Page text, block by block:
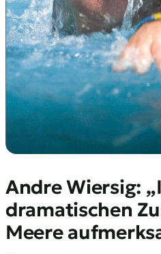
Andre Wiersig:
dramatischen
Meere